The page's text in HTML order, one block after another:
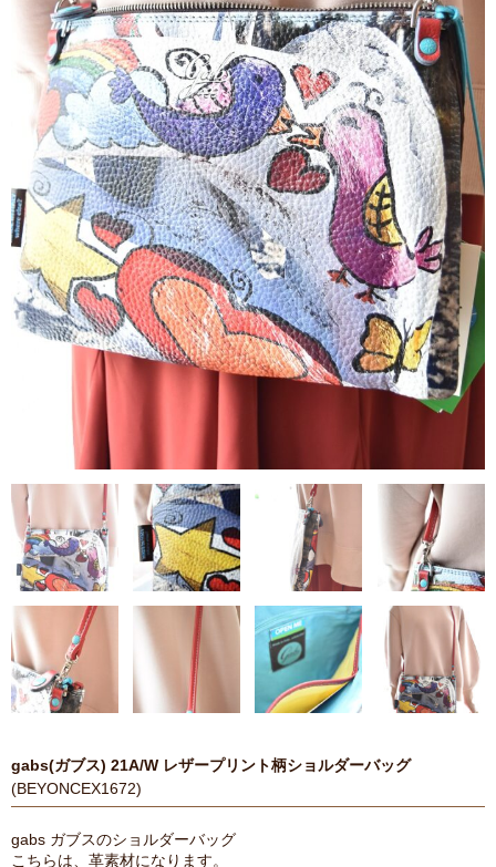
blog
contact
gabs(ガブス) 21A/W レザープリント柄ショルダーバッグ
(BEYONCEX1672)
gabs ガブスのショルダーバッグ
こちらは、革素材になります。